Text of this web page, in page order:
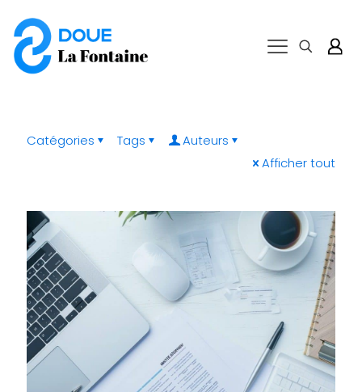
Catégories Tags
Auteurs
Afficher tout